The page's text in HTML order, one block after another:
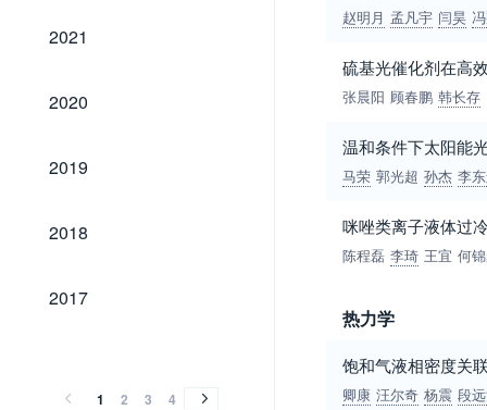
2021
2021
2020
2020
2019
2019
2018
2018
2017
2017
1 2 3 4
赵明月 孟凡宇 闫昊
硫基光催化剂在高
张晨阳 顾春鹏 韩长存
温和条件下太阳能
马荣 郭光超 孙杰 李
咪唑类离子液体过
陈程磊 李琦 王宜 何
热力学
饱和气液相密度关
卿康 汪尔奇 杨震 段